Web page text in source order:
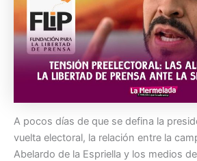
A pocos días de que se defina la
vuelta electoral, la relación entre la
Abelardo de la Espriella y los medios